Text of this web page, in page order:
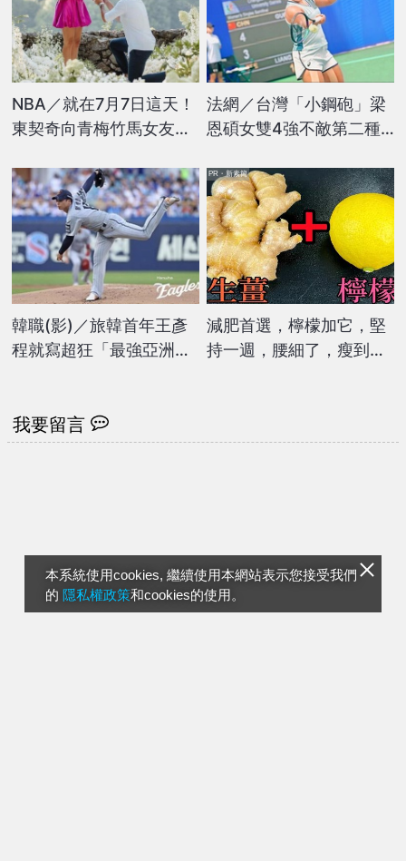
本系統使用cookies, 繼續使用本網站表示您接受我們
的 隱私權政策和cookies的使用。
NBA／就在7月7日這天！
東契奇向青梅竹馬女友求
法網／台灣「小鋼砲」梁
恩碩女雙4強不敵第二種
生涯最佳績
韓職(影)／旅韓首年王彥
程就寫超狂「最強亞洲外
減肥首選，檸檬加它，堅
持一週，腰細了，瘦到你
PR・新素簡
我要留言